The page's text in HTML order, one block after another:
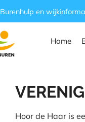
Burenhulp en
Home
Hoor de Haar is